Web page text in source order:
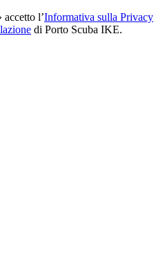
l’Informativa sulla Privacy
di Porto Scuba IKE.